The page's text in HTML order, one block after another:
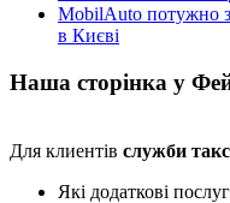
MobilAuto потужно
в Києві
Наша сторінка у
Для клиентів служби
Які додаткові